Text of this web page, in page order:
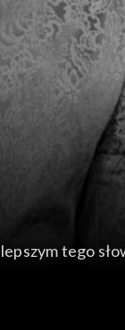
tego
utwór